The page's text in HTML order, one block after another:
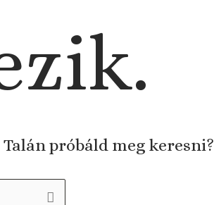
próbáld meg keresni?